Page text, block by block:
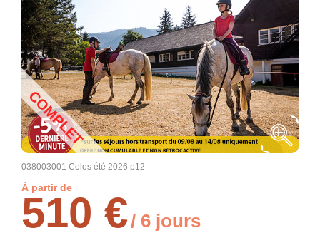
COMPLET
038003001 Colos été 2026 p12
À partir de
510 €/ 6 jours